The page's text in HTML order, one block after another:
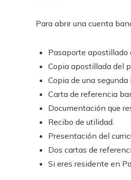
Para abrir una cuenta
Pasaporte apostillado
Copia apostillada del
Copia de una segunda
Carta de referencia
Documentación que
Recibo de utilidad.
Presentación del
Dos cartas de
Si eres residente en